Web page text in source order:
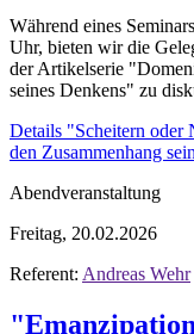
Während eines
Uhr, bieten wir die
der Artikelserie
seines Denkens" zu
Details "Scheitern oder
den Zusammenhang
Abendveranstaltung
Freitag, 20.02.2026
Referent: Andreas Wehr